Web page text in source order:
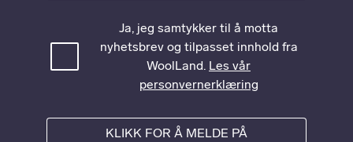
Ja, jeg samtykker til å motta
nyhetsbrev og tilpasset innhold fra
WoolLand. Les vår
personvernerklæring
KLIKK FOR Å MELDE PÅ